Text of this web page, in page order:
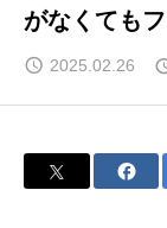
がなくても
2025.02.26